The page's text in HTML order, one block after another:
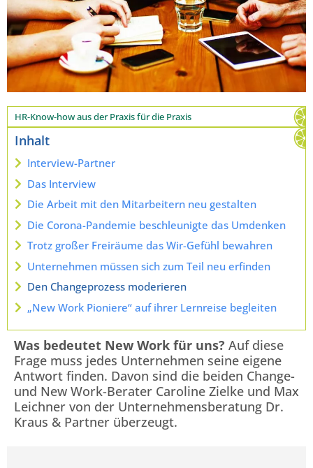
HR-Know-how aus der Praxis für die Praxis
Inhalt
Interview-Partner
Das Interview
Die Arbeit mit den Mitarbeitern neu gestalten
Die Corona-Pandemie beschleunigte das Umdenken
Trotz großer Freiräume das Wir-Gefühl bewahren
Unternehmen müssen sich zum Teil neu erfinden
Den Changeprozess moderieren
„New Work Pioniere“ auf ihrer Lernreise begleiten
Was bedeutet New Work für uns? Auf diese
Frage muss jedes Unternehmen seine eigene
Antwort finden. Davon sind die beiden Change-
und New Work-Berater Caroline Zielke und Max
Leichner von der Unternehmensberatung Dr.
Kraus & Partner überzeugt.